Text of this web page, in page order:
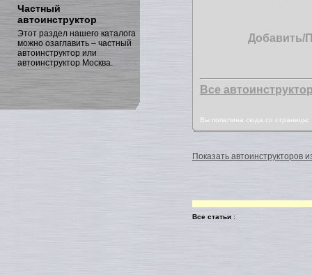
Частный
автоинструктор
Этот раздел нашего каталога
можно озаглавить – частный
автоинструктор или
автоинструктор Москва.
Добавить/
Все
Вы попалина сюда со
Показать автоинструкторов
Все статьи :